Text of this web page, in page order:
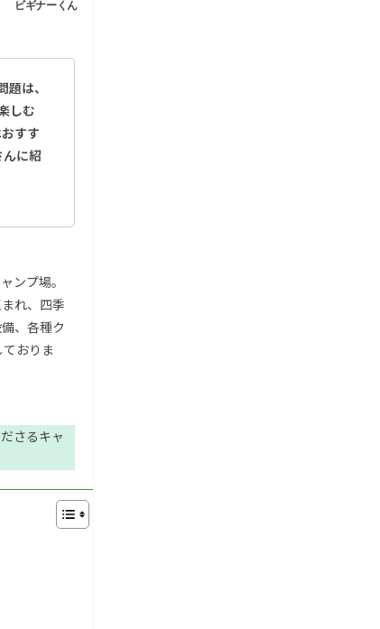
は、
しむ
すす
んに紹
ンプ場。
れ、四季
、各種ク
おりま
さるキャ